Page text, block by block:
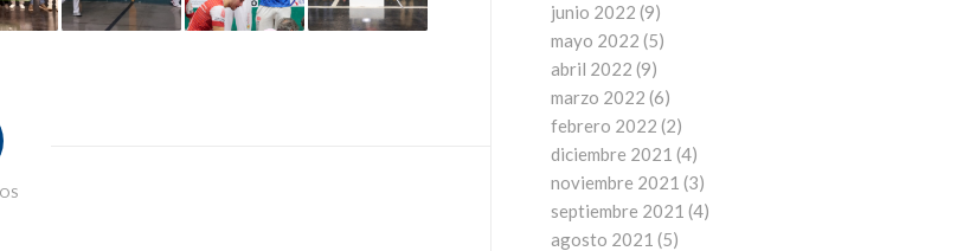
junio 2022 (9)
mayo 2022 (5)
abril 2022 (9)
marzo 2022 (6)
febrero 2022 (2)
diciembre 2021 (4)
noviembre 2021 (3)
septiembre 2021 (4)
agosto 2021 (5)